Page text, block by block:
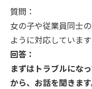
質問：
女の子や従業員同士
ように対応していま
回答：
まずはトラブルにな
から、お話を聞きます